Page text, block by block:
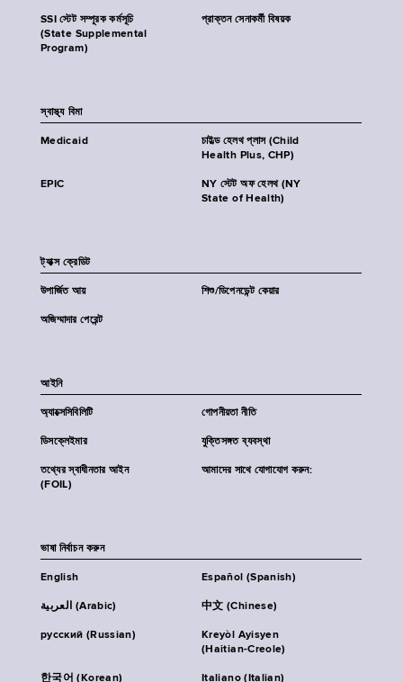
SSI স্টেট সম্পূরক কর্মসূচি
(State Supplemental
Program)
প্রাক্তন সেনাকর্মী বিষয়ক
স্বাস্থ্য বিমা
Medicaid
চাইল্ড হেলথ প্লাস (Child
Health Plus, CHP)
EPIC
NY স্টেট অফ হেলথ (NY
State of Health)
ট্যাক্স ক্রেডিট
উপার্জিত আয় শিশু/ডিপেনডেন্ট কেয়ার
অজিম্মাদার পেরেন্ট
আইনি
অ্যাক্সেসিবিলিটি গোপনীয়তা নীতি
ডিসক্লেইমার যুক্তিসঙ্গত ব্যবস্থা
তথ্যের স্বাধীনতার আইন
(FOIL)
আমাদের সাথে যোগাযোগ করুন:
ভাষা নির্বাচন করুন
English Español (Spanish)
العربية (Arabic) 中文 (Chinese)
русский (Russian)
Kreyòl Ayisyen
(Haitian-Creole)
한국어 (Korean) Italiano (Italian)